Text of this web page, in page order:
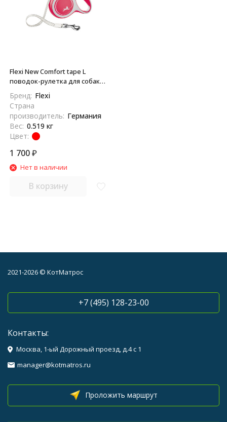
Flexi New Comfort tape L
поводок-рулетка для собак,
красная 5 м, до 60 кг
Бренд: Flexi
Страна
производитель: Германия
Вес: 0.519 кг
Цвет:
1 700₽
Нет в наличии
В корзину
2021-2026 © КотМатрос
+7 (495) 128-23-00
Контакты:
Москва, 1-ый Дорожный проезд, д.4 с 1
manager@kotmatros.ru
Проложить маршрут